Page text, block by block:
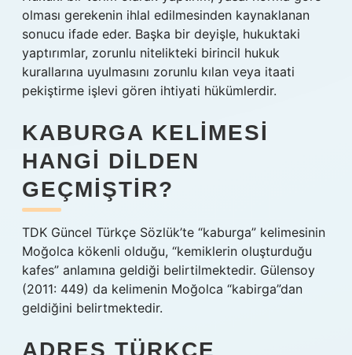
olması gerekenin ihlal edilmesinden kaynaklanan
sonucu ifade eder. Başka bir deyişle, hukuktaki
yaptırımlar, zorunlu nitelikteki birincil hukuk
kurallarına uyulmasını zorunlu kılan veya itaati
pekiştirme işlevi gören ihtiyati hükümlerdir.
KABURGA KELIMESI
HANGI DILDEN
GEÇMIŞTIR?
TDK Güncel Türkçe Sözlük’te “kaburga” kelimesinin
Moğolca kökenli olduğu, “kemiklerin oluşturduğu
kafes” anlamına geldiği belirtilmektedir. Gülensoy
(2011: 449) da kelimenin Moğolca “kabirga”dan
geldiğini belirtmektedir.
ADRES TÜRKÇE